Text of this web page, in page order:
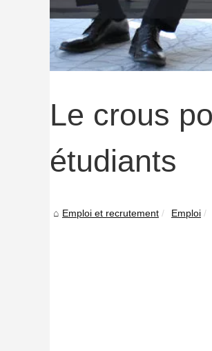
Le crous
étudiants
Emploi et recrutement Emploi